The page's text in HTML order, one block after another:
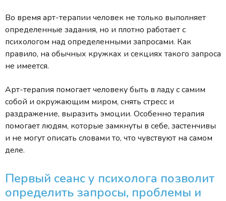
Во время арт-терапии человек не только выполняет
определенные задания, но и плотно работает с
психологом над определенными запросами. Как
правило, на обычных кружках и секциях такого запроса
не имеется.
Арт-терапия помогает человеку быть в ладу с самим
собой и окружающим миром, снять стресс и
раздражение, выразить эмоции. Особенно терапия
помогает людям, которые замкнуты в себе, застенчивы
и не могут описать словами то, что чувствуют на самом
деле.
Первый сеанс у психолога позволит
определить запросы, проблемы и